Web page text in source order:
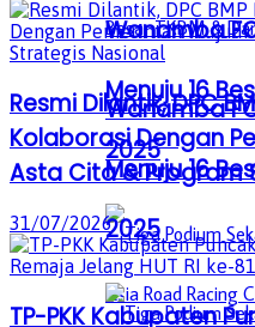
Wanamba
Menuju 16
2025
Wanamba
Menuju 16
2025
Resmi Dilantik, DPC
Kolaborasi Dengan
Asta Cita & Program
31/07/2026
TP-PKK Kabupaten